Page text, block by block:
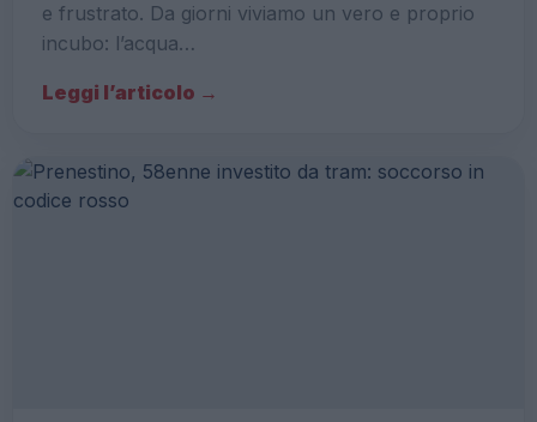
e frustrato. Da giorni viviamo un vero e proprio
incubo: l’acqua…
Leggi l’articolo →